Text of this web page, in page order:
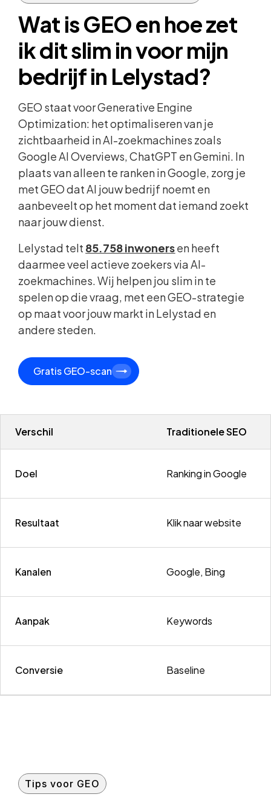
Verschil Traditionele SEO
Doel Ranking in Google
Resultaat Klik naar website
Kanalen Google, Bing
Aanpak Keywords
Conversie Baseline
Wat is GEO en hoe zet
ik dit slim in voor mijn
bedrijf in Lelystad?
GEO staat voor Generative Engine
Optimization: het optimaliseren van je
zichtbaarheid in AI-zoekmachines zoals
Google AI Overviews, ChatGPT en Gemini. In
plaats van alleen te ranken in Google, zorg je
met GEO dat AI jouw bedrijf noemt en
aanbeveelt op het moment dat iemand zoekt
naar jouw dienst.
Lelystad telt 85.758 inwonersen heeft
daarmee veel actieve zoekers via AI-
zoekmachines. Wij helpen jou slim in te
spelen op die vraag, met een GEO-strategie
op maat voor jouw markt in Lelystad en
andere steden.
Gratis GEO-scan
Tips voor GEO